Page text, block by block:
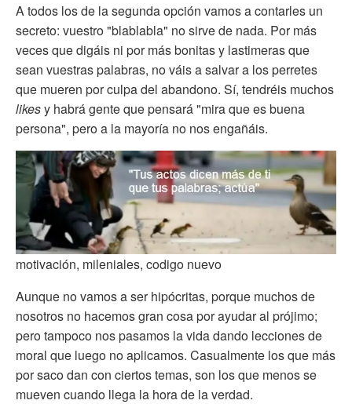
A todos los de la segunda opción vamos a contarles un
secreto: vuestro "blablabla" no sirve de nada. Por más
veces que digáis ni por más bonitas y lastimeras que
sean vuestras palabras, no váis a salvar a los perretes
que mueren por culpa del abandono. Sí, tendréis muchos
likesy habrá gente que pensará "mira que es buena
persona", pero a la mayoría no nos engañáis.
motivación, mileniales, codigo nuevo
Aunque no vamos a ser hipócritas, porque muchos de
nosotros no hacemos gran cosa por ayudar al prójimo;
pero tampoco nos pasamos la vida dando lecciones de
moral que luego no aplicamos. Casualmente los que más
por saco dan con ciertos temas, son los que menos se
mueven cuando llega la hora de la verdad.